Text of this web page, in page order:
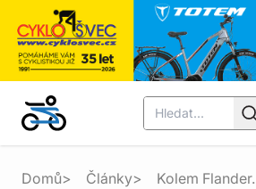
Domů Články Kolem